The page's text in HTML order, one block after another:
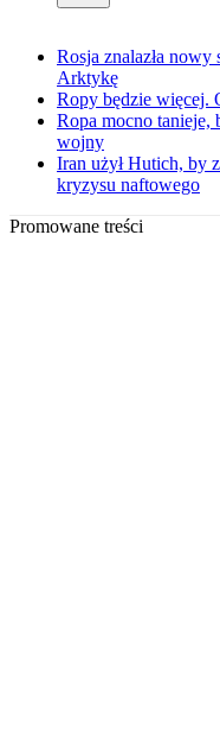
Rosja znalazła
Arktykę
Ropy będzie więcej.
Ropa mocno tanieje,
wojny
Iran użył Hutich, by
kryzysu naftowego
Promowane treści